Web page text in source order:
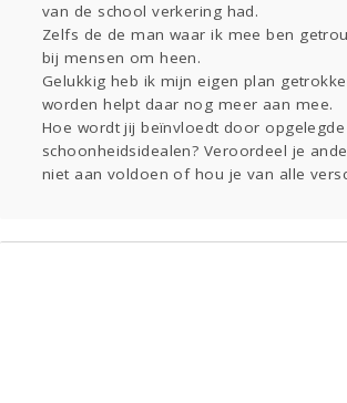
van de school verkering had.
Zelfs de de man waar ik mee ben
bij mensen om heen.
Gelukkig heb ik mijn eigen plan
worden helpt daar nog meer aan mee.
Hoe wordt jij beïnvloedt door opgelegde
schoonheidsidealen? Veroordeel je
niet aan voldoen of hou je van alle